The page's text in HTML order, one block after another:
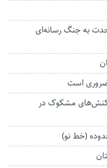
به جنگ رسانه‌ای
ضروری است
مشکوک در
(خط نو)